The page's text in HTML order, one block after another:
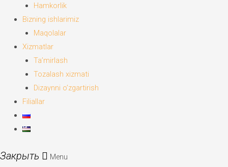
Hamkorlik
Bizning ishlarimiz
Maqolalar
Xizmatlar
Ta’mirlash
Tozalash xizmati
Dizaynni o’zgartirish
Filiallar
Menu